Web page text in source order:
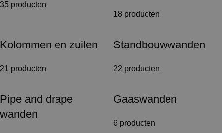
35 producten
18 producten
Kolommen en zuilen
21 producten
Standbouwwanden
22 producten
Pipe and drape
wanden
Gaaswanden
6 producten